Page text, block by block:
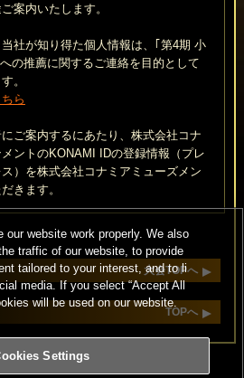
案内いたします。
社が知り得た個人情報は、｢第4期 小
の推薦に関するご連絡を目的として
。
ちら
ご案内するにあたり、株式会社コナ
ントのKONAMI IDの登録情報（プレ
）を株式会社コナミアミューズメン
きます。
大会TOPへ
TOPへ
our website work properly. We also
traffic of our website, to provide
tailored to your interest, and to li
media. If you select “Accept All
will be used on our website.
Settings